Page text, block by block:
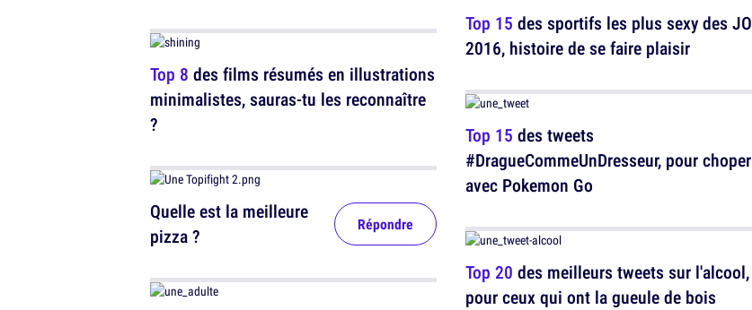
Top 8 des films résumés en illustrations
minimalistes, sauras-tu les reconnaître
?
Quelle est la meilleure
pizza ?
Répondre
Top 15 des sportifs les plus sexy des JO
2016, histoire de se faire plaisir
Top 15 des tweets
#DragueCommeUnDresseur, pour choper
avec Pokemon Go
Top 20 des meilleurs tweets sur l'alcool,
pour ceux qui ont la gueule de bois